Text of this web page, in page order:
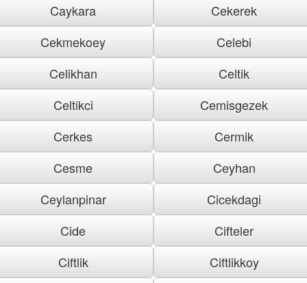
Caykara
Cekerek
Cekmekoey
Celebi
Celikhan
Celtik
Celtikci
Cemisgezek
Cerkes
Cermik
Cesme
Ceyhan
Ceylanpinar
Cicekdagi
Cide
Cifteler
Ciftlik
Ciftlikkoy